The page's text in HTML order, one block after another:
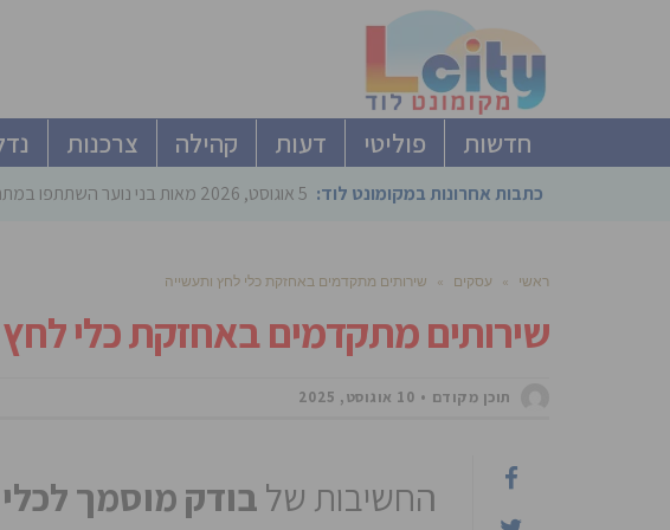
חדשות פוליטי דעות קהילה צרכנות
כתבות אחרונות במקומונט לוד: 5 אוגוסט, 2026 מאות בני נוער השתתפו
ראשי » עסקים » שירותים מתקדמים באחזקת כלי לחץ ותעשייה
שירותים מתקדמים באחזקת כלי
תוכן מקודם 10 אוגוסט, 2025
החשיבות שלבודק מוסמך